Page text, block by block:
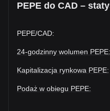
PEPE do CAD –
PEPE/CAD:
24-godzinny wolumen PEPE:
Kapitalizacja rynkowa PEPE:
Podaż w obiegu PEPE: